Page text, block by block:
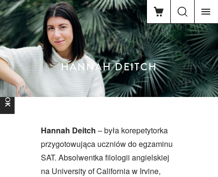
HANNAH DEITCH
FACEBOOK
Hannah Deitch – była korepetytorka
przygotowująca uczniów do egzaminu
SAT. Absolwentka filologii angielskiej
na University of California w Irvine,